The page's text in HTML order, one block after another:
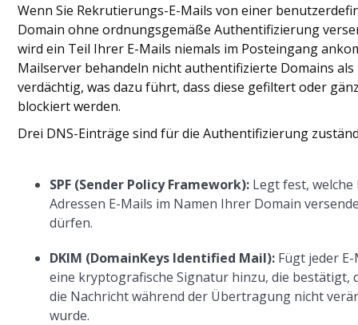
Wenn Sie Rekrutierungs-E-Mails von einer
Domain ohne ordnungsgemäße Authentifizierung
wird ein Teil Ihrer E-Mails niemals im Posteingang
Mailserver behandeln nicht authentifizierte Domains als
verdächtig, was dazu führt, dass diese gefiltert oder
blockiert werden.
Drei DNS-Einträge sind für die Authentifizierung
SPF (Sender Policy Framework): Legt fest, welche
Adressen E-Mails im Namen Ihrer Domain
dürfen.
DKIM (DomainKeys Identified Mail): Fügt jeder
eine kryptografische Signatur hinzu, die bestätigt,
die Nachricht während der Übertragung nicht
wurde.